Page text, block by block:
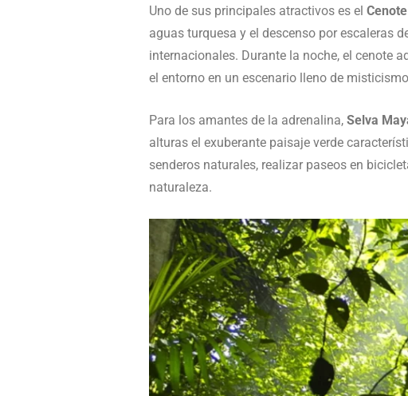
Uno de sus principales atractivos es el
aguas turquesa y el descenso por escaleras
internacionales. Durante la noche, el cenote
el entorno en un escenario lleno de
Para los amantes de la adrenalina, Selva
alturas el exuberante paisaje verde
senderos naturales, realizar paseos en
naturaleza.